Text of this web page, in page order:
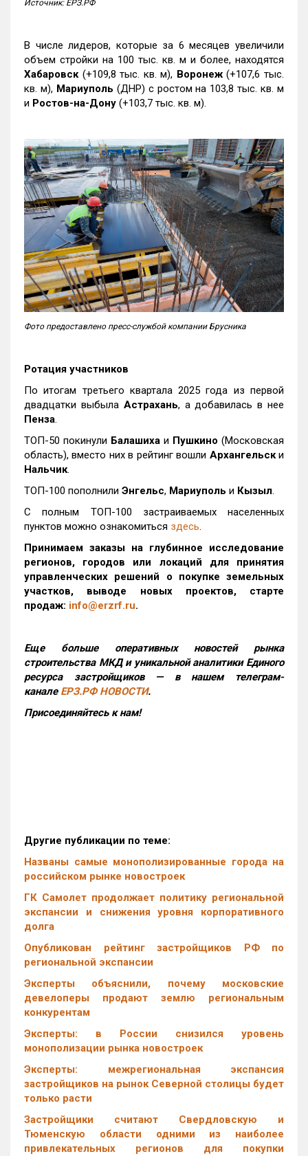
Источник: ЕРЗ.РФ
В числе лидеров, которые за 6 месяцев увеличили
объем стройки на 100 тыс. кв. м и более, находятся
Хабаровск (+109,8 тыс. кв. м), Воронеж(+107,6 тыс.
кв. м), Мариуполь (ДНР) с ростом на 103,8 тыс. кв. м
и Ростов-на-Дону (+103,7 тыс. кв. м).
Фото предоставлено пресс-службой компании Брусника
Ротация участников
По итогам третьего квартала 2025 года из первой
двадцатки выбыла Астрахань, а добавилась в нее
Пенза.
ТОП-50 покинули Балашиха и Пушкино (Московская
область), вместо них в рейтинг вошли Архангельски
Нальчик.
ТОП-100 пополнили Энгельс, Мариуполь и Кызыл.
С полным ТОП-100 застраиваемых населенных
пунктов можно ознакомиться здесь.
Принимаем заказы на глубинное исследование
регионов, городов или локаций для принятия
управленческих решений о покупке земельных
участков, выводе новых проектов, старте
продаж: info@erzrf.ru.
Еще больше оперативных новостей рынка
строительства МКД и уникальной аналитики Единого
ресурса застройщиков — в нашем телеграм-
канале ЕРЗ.РФ НОВОСТИ.
Присоединяйтесь к нам!
Другие публикации по теме:
Названы самые монополизированные города на
российском рынке новостроек
ГК Самолет продолжает политику региональной
экспансии и снижения уровня корпоративного
долга
Опубликован рейтинг застройщиков РФ по
региональной экспансии
Эксперты объяснили, почему московские
девелоперы продают землю региональным
конкурентам
Эксперты: в России снизился уровень
монополизации рынка новостроек
Эксперты: межрегиональная экспансия
застройщиков на рынок Северной столицы будет
только расти
Застройщики считают Свердловскую и
Тюменскую области одними из наиболее
привлекательных регионов для покупки